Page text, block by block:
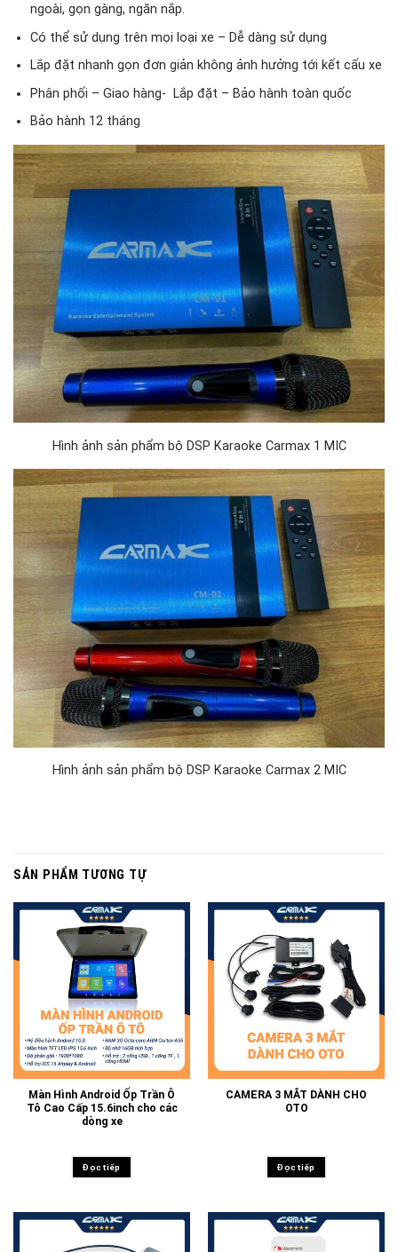
ngoài, gọn gàng, ngăn nắp.
Có thể sử dụng trên mọi loại xe – Dễ dàng sử dụng
Lắp đặt nhanh gọn đơn giản không ảnh hưởng tới kết cấu xe
Phân phối – Giao hàng- Lắp đặt – Bảo hành toàn quốc
Bảo hành 12 tháng
Hình ảnh sản phẩm bộ DSP Karaoke Carmax 1 MIC
Hình ảnh sản phẩm bộ DSP Karaoke Carmax 2 MIC
SẢN PHẨM TƯƠNG TỰ
Màn Hình Android Ốp Trần Ô
Tô Cao Cấp 15.6inch cho các
dòng xe
Đọc tiếp
CAMERA 3 MẮT DÀNH CHO
OTO
Đọc tiếp